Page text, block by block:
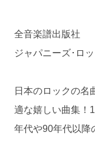
全音楽譜出版社
ジャパニーズ･ロ
日本のロックの名
適な嬉しい曲集！
年代や90年代以降